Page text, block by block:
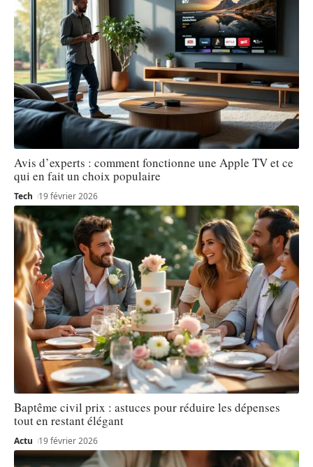
Avis d’experts : comment fonctionne une Apple TV et ce
qui en fait un choix populaire
Tech 19 février 2026
Baptême civil prix : astuces pour réduire les dépenses
tout en restant élégant
Actu 19 février 2026